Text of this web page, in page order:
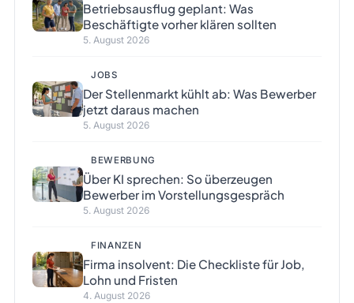
Betriebsausflug geplant: Was
Beschäftigte vorher klären sollten
5. August 2026
JOBS
Der Stellenmarkt kühlt ab: Was Bewerber
jetzt daraus machen
5. August 2026
BEWERBUNG
Über KI sprechen: So überzeugen
Bewerber im Vorstellungsgespräch
5. August 2026
FINANZEN
Firma insolvent: Die Checkliste für Job,
Lohn und Fristen
4. August 2026